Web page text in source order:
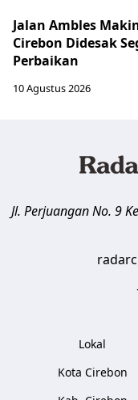
Jalan Ambles
Cirebon Didesak
Perbaikan
10 Agustus 2026
Jl. Perjuangan No. 9
Lokal
Kota Cirebon